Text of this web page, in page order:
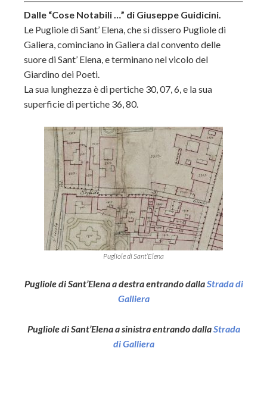
Dalle “Cose Notabili …” di Giuseppe Guidicini.
Le Pugliole di Sant’ Elena, che si dissero Pugliole di
Galiera, cominciano in Galiera dal convento delle
suore di Sant’ Elena, e terminano nel vicolo del
Giardino dei Poeti.
La sua lunghezza è di pertiche 30, 07, 6, e la sua
superficie di pertiche 36, 80.
Pugliole di Sant’Elena
Pugliole di Sant’Elena a destra entrando dallaStrada di
Galliera
Pugliole di Sant’Elena a sinistra entrando dallaStrada
di Galliera